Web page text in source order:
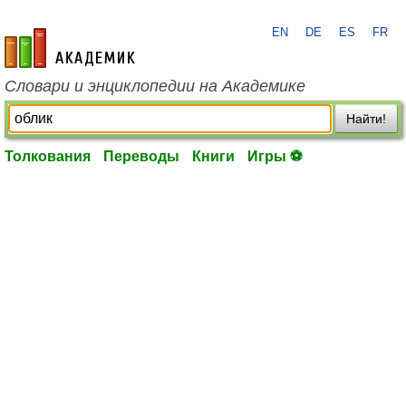
academic.ru
EN DE ES FR
Словари и энциклопедии на Академике
Найти!
Толкования Переводы Книги Игры ⚽